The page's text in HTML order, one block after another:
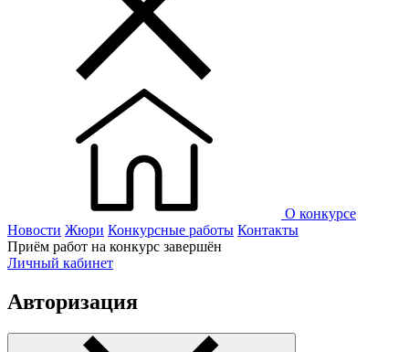
О конкурсе
Новости Жюри Конкурсные работы Контакты
Приём работ на конкурс завершён
Личный кабинет
Авторизация